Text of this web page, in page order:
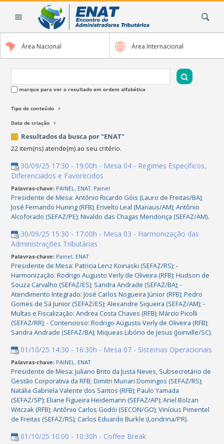
Área Nacional Área Internacional
marque para ver o resultado em ordem alfabética
Tipo de conteúdo
Data de criação
Resultados da busca por "ENAT"
22 item(ns) atende(m) ao seu critério.
30/09/25 17:30 - 19:00h - Mesa 04 - Regimes Específicos,
Diferenciados e Favorecidos
Palavras-chave: PAINEL , ENAT, Painel
Presidente de Mesa: Antônio Ricardo Góis (Lauro de Freitas/BA);
José Fernando Huning (RFB); Erivelto Leal (Manaus/AM); Antônio
Alcoforado (SEFAZ/PE); Nivaldo das Chagas Mendonça (SEFAZ/AM).
30/09/25 15:30 - 17:00h - Mesa 03 - Harmonização das
Administrações Tributárias
Palavras-chave: Painel, ENAT
Presidente de Mesa: Patricia Lenz Koinaski (SEFAZ/RS); -
Harmonização: Rodrigo Augusto Verly de Oliveira (RFB); Hudson de
Souza Carvalho (SEFAZ/ES); Sandra Andrade (SEFAZ/BA); -
Atendimento Integrado: José Carlos Nogueira Júnior (RFB); Pedro
Gomes de Sá Junior (SEFAZ/ES); Alexandre Siqueira (SEFAZ/AM); -
Multas e Fiscalização: Andrea Costa Chaves (RFB); Márcio Picolli
(SEFAZ/RR); - Contencioso: Rodrigo Augusto Verly de Oliveira (RFB);
Sandra Andrade (SEFAZ/BA); Miqueas Libório de Jesus (Joinville/SC).
01/10/25 14:30 - 16:30h - Mesa 07 - Sistemas Operacionais
Palavras-chave: PAINEL , ENAT
Presidente de Mesa: Juliano Brito da Justa Neves, Subsecretário de
Gestão Corporativa da RFB; Dimitri Munari Domingos (SEFAZ/RS);
Natália Gabriela Valente dos Santos (RFB); Paulo Yamada
(SEFAZ/SP); Eliane Figueira Heidemann (SEFAZ/AP); Ariel Bolzan
Witczak (RFB); Antônio Carlos Godói (SECON/GO); Vinícius Pimentel
de Freitas (SEFAZ/RS); Carlos Eduardo Burkle (Londrina/PR).
01/10/25 10:00 - 10:30h - Coffee Break